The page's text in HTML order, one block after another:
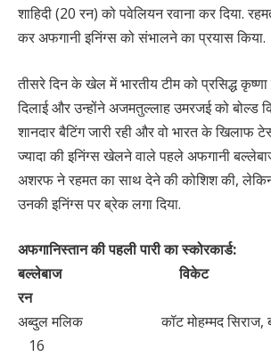
शाहिदी (20 रन) को पवेलियन रवाना कर दिया.
कर अफगानी इनिंग्स को संभालने का प्रयास किया.
तीसरे दिन के खेल में भारतीय टीम को प्रसिद्ध
दिलाई और उन्होंने अजमतुल्लाह उमरजई को बोल्ड
शानदार बैटिंग जारी रही और वो भारत के खिलाफ
ज्यादा की इनिंग्स खेलने वाले पहले अफगानी
अशरफ ने रहमत का साथ देने की कोशिश की,
उनकी इनिंग्स पर ब्रेक लगा दिया.
अफगानिस्तान की पहली पारी का स्कोरकार्ड:
बल्लेबाज
रन
अब्दुल मलिक कॉट मोहम्मद सिराज,
16